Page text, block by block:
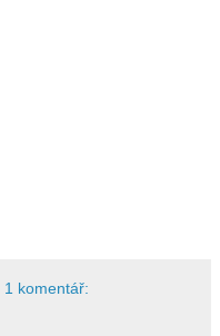
1 komentář: